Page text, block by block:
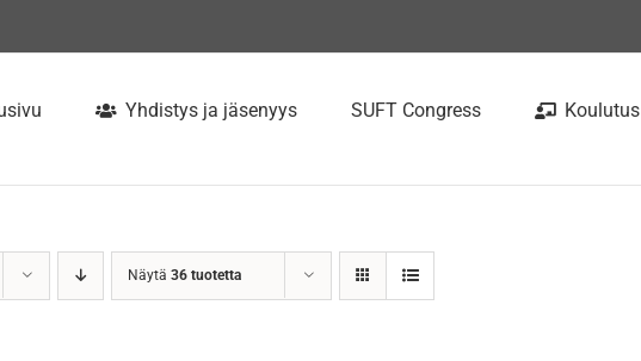
Yhdistys ja jäsenyys SUFT Congress Koulutus
Näytä 36 tuotetta